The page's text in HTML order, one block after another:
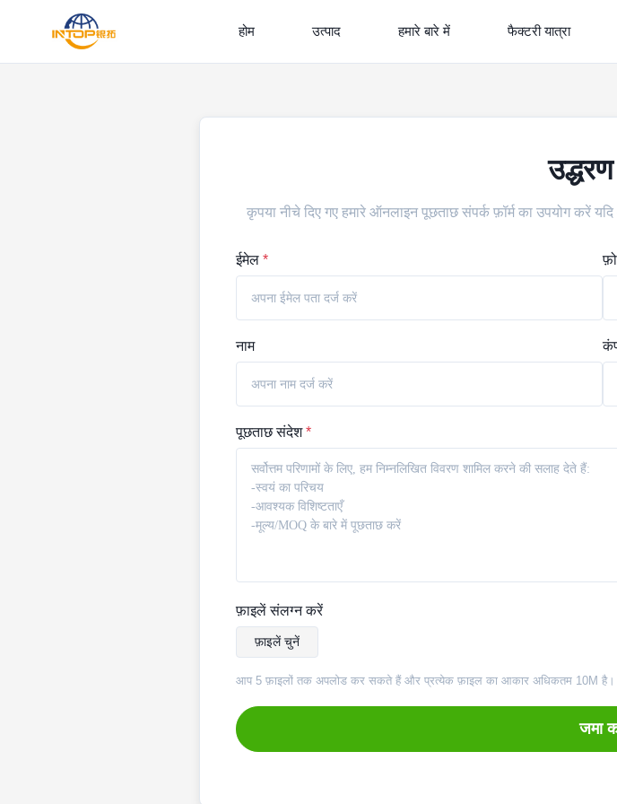
होम उत्पाद हमारे बारे में फैक्टरी यात्रा
कृपया नीचे दिए गए हमारे ऑनलाइन पूछताछ संपर्क फ़ॉर्म का उपयोग करें
ईमेल *
नाम
पूछताछ संदेश *
फ़ाइलें संलग्न करें
फ़ाइलें चुनें
आप 5 फ़ाइलों तक अपलोड कर सकते हैं और प्रत्येक फ़ाइल का आकार अधिकतम 10M है।
जमा